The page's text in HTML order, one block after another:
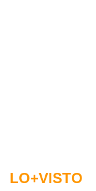
LO+VISTO